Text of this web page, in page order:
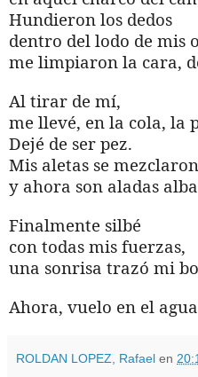
Hundieron los dedos
dentro del lodo de mis
me limpiaron la cara,
Al tirar de mí,
me llevé, en la cola, la
Dejé de ser pez.
Mis aletas se
y ahora son aladas
Finalmente silbé
con todas mis fuerzas,
una sonrisa trazó mi
Ahora, vuelo en el
ROLDAN LOPEZ, Rafael en